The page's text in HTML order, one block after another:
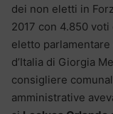
dei non eletti in
2017 con 4.850
eletto
d’Italia di Giorgia
consigliere
amministrative